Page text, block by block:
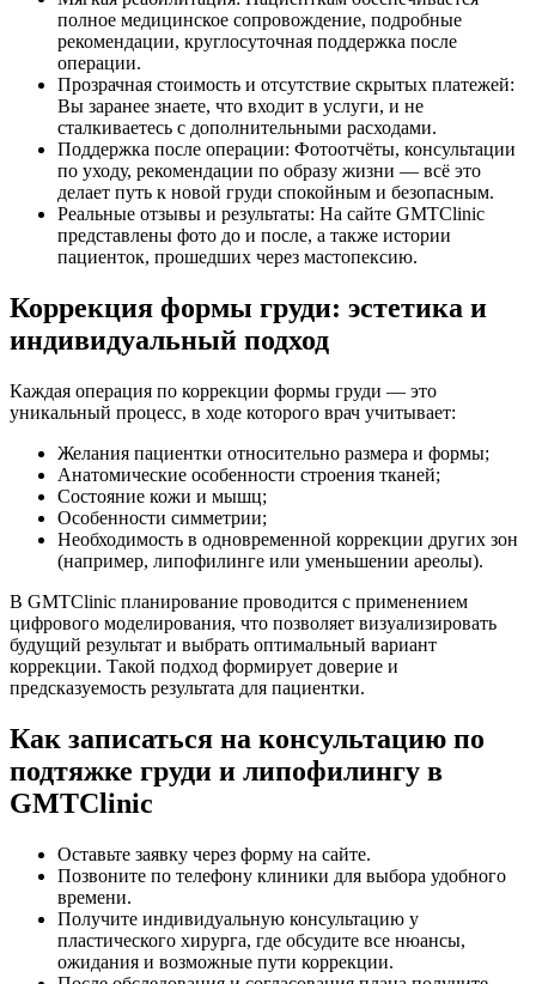
полное медицинское сопровождение, подробные
рекомендации, круглосуточная поддержка после
операции.
Прозрачная стоимость и отсутствие скрытых платежей:
Вы заранее знаете, что входит в услуги, и не
сталкиваетесь с дополнительными расходами.
Поддержка после операции: Фотоотчёты, консультации
по уходу, рекомендации по образу жизни — всё это
делает путь к новой груди спокойным и безопасным.
Реальные отзывы и результаты: На сайте GMTClinic
представлены фото до и после, а также истории
пациенток, прошедших через мастопексию.
Коррекция формы груди: эстетика и
индивидуальный подход
Каждая операция по коррекции формы груди — это
уникальный процесс, в ходе которого врач учитывает:
Желания пациентки относительно размера и формы;
Анатомические особенности строения тканей;
Состояние кожи и мышц;
Особенности симметрии;
Необходимость в одновременной коррекции других зон
(например, липофилинге или уменьшении ареолы).
В GMTClinic планирование проводится с применением
цифрового моделирования, что позволяет визуализировать
будущий результат и выбрать оптимальный вариант
коррекции. Такой подход формирует доверие и
предсказуемость результата для пациентки.
Как записаться на консультацию по
подтяжке груди и липофилингу в
GMTClinic
Оставьте заявку через форму на сайте.
Позвоните по телефону клиники для выбора удобного
времени.
Получите индивидуальную консультацию у
пластического хирурга, где обсудите все нюансы,
ожидания и возможные пути коррекции.